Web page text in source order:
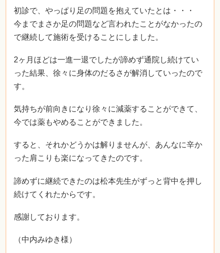
初診で、やっぱり足の問題を抱えていたとは・・・
今までまさか足の問題など言われたことがなかったの
で継続して施術を受けることにしました。
2ヶ月ほどは一進一退でしたが諦めず通院し続けてい
った結果、徐々に身体のだるさが解消していったので
す。
気持ちが前向きになり徐々に減薬することができて、
今では薬もやめることができました。
すると、それかどうかは解りませんが、あんなに辛か
った肩こりも楽になってきたのです。
諦めずに継続できたのは松本先生がずっと背中を押し
続けてくれたからです。
感謝しております。
（中内みゆき様）